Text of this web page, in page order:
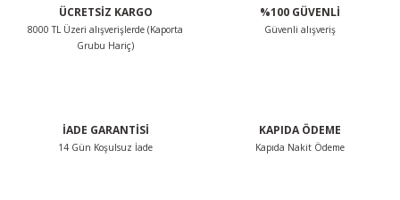
Ürün açıklamasında eksik bilgiler bulunuyor.
Ürün bilgilerinde hatalar bulunuyor.
ÜCRETSİZ KARGO
8000 TL Üzeri alışverişlerde (Kaporta
Grubu Hariç)
%100 GÜVENLİ
Güvenli alışveriş
İADE GARANTİSİ
14 Gün Koşulsuz İade
KAPIDA ÖDEME
Kapıda Nakit Ödeme